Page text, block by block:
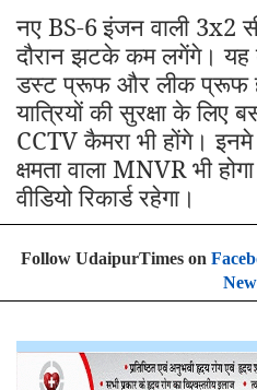
नए BS-6इंजन वाली 3x2
दौरान झटके कम लगेंगे।
डस्ट प्रूफ और लीक प्रूफ
यात्रियों की सुरक्षा के लिए
CCTV कैमरा भी होंगे।
क्षमता वाला MNVR भी
वीडियो रिकार्ड रहेगा।
Follow UdaipurTimes on